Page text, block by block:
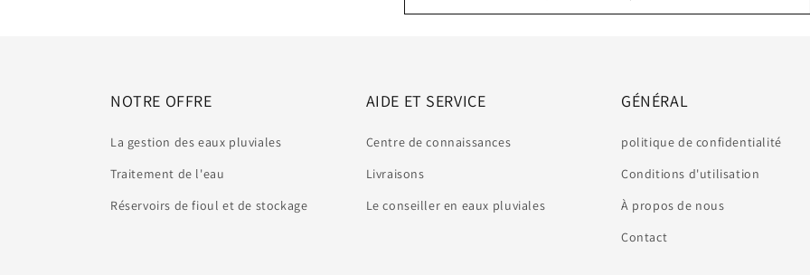
NOTRE OFFRE
La gestion des eaux pluviales
Traitement de l'eau
Réservoirs de fioul et de stockage
AIDE ET SERVICE
Centre de connaissances
Livraisons
Le conseiller en eaux pluviales
GÉNÉRAL
politique de confidentialité
Conditions d'utilisation
À propos de nous
Contact